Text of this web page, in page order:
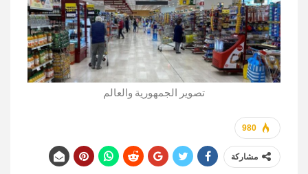
تصوير الجمهورية والعالم
980
مشاركة